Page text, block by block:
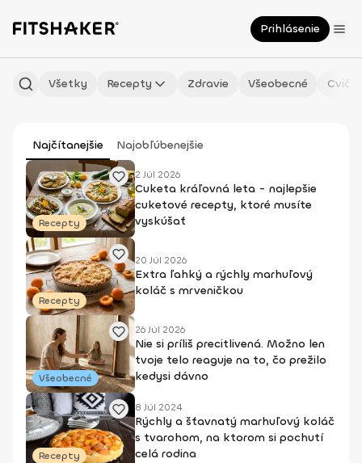
Prihlásenie
Všetky Recepty Zdravie Všeobecné
Najčítanejšie Najobľúbenejšie
Recepty
2 Júl 2026
Cuketa kráľovná leta - najlepšie
cuketové recepty, ktoré musíte
vyskúšať
Recepty
20 Júl 2026
Extra ľahký a rýchly marhuľový
koláč s mrveničkou
Všeobecné
26 Júl 2026
Nie si príliš precitlivená. Možno len
tvoje telo reaguje na to, čo prežilo
kedysi dávno
Recepty
8 Júl 2024
Rýchly a šťavnatý marhuľový koláč
s tvarohom, na ktorom si pochutí
celá rodina